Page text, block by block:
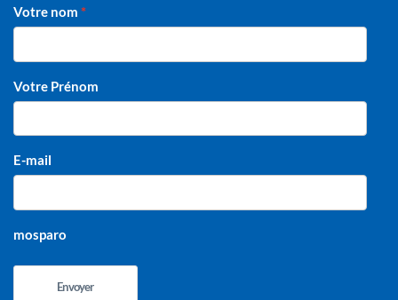
Votre nom
Votre Prénom
E-mail
mosparo
Envoyer